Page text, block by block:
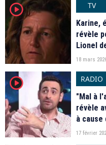
player2
TV
Karine,
révèle
Lionel
18 mars
player2
RADIO
"Mal à
révèle
à cause
17 février